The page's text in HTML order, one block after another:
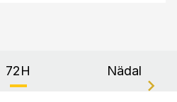
72H Nädal